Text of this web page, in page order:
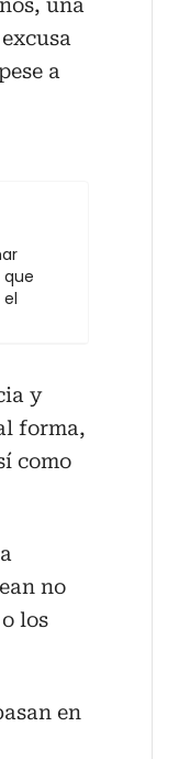
una
a
que
y
forma,
como
no
los
en